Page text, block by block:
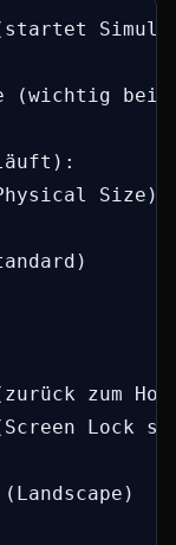
bei
läuft):
Size)
zum
Lock